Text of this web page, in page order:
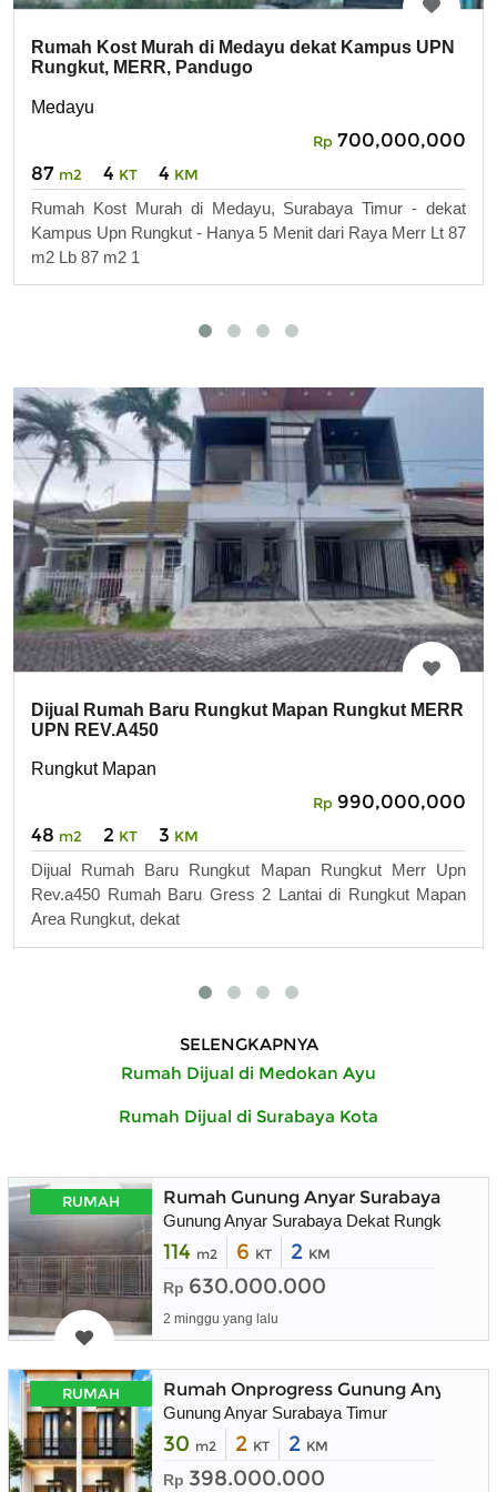
Rumah Kost Murah di Medayu dekat Kampus UPN
Rungkut, MERR, Pandugo
Medayu
Rp 700,000,000
87 m2 4 KT 4 KM
Rumah Kost Murah di Medayu, Surabaya Timur - dekat
Kampus Upn Rungkut - Hanya 5 Menit dari Raya Merr Lt 87
m2 Lb 87 m2 1
Dijual Rumah Baru Rungkut Mapan Rungkut MERR
UPN REV.A450
Rungkut Mapan
Rp 990,000,000
48 m2 2 KT 3 KM
Dijual Rumah Baru Rungkut Mapan Rungkut Merr Upn
Rev.a450 Rumah Baru Gress 2 Lantai di Rungkut Mapan
Area Rungkut, dekat
SELENGKAPNYA
Rumah Dijual di Medokan Ayu
Rumah Dijual di Surabaya Kota
RUMAH Rumah Gunung Anyar Surabaya
Gunung Anyar Surabaya Dekat Rungkut
114 m2 6 KT 2 KM
Rp 630.000.000
2 minggu yang lalu
RUMAH Rumah Onprogress Gunung Anyar
Gunung Anyar Surabaya Timur
30 m2 2 KT 2 KM
Rp 398.000.000